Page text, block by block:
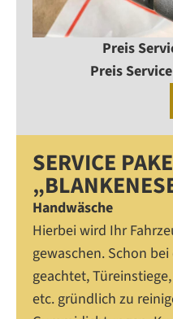
Preis
Preis
SERVICE
Handwäsche
Hierbei wird Ihr
gewaschen. Schon
geachtet,
etc. gründlich zu